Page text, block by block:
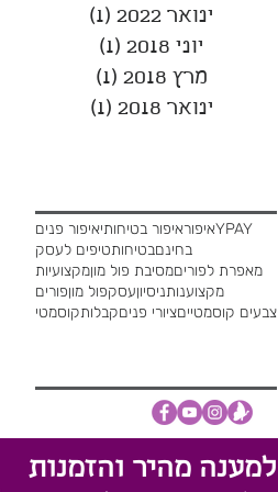
ינואר 2022
(1)
יוני 2018
(1)
מרץ 2018
(1)
ינואר 2018
(1)
YPAYאיפוראיפור בטיחותיאיפור פנים
בחינםבטיחותטיפים לעסק
מאפרת לפוריםמסיבת פול מוןמקצועיות
מקצוענותניסיוןעסקפול מוןפורים
צבעים קוסמטייםציורי פניםקבלותקוסמטי
למענה מהיר והזמנות